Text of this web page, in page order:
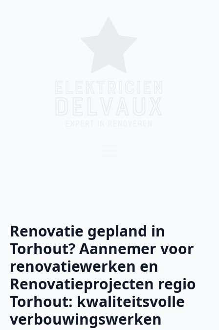
Renovatie gepland in
Torhout? Aannemer voor
renovatiewerken en
Renovatieprojecten regio
Torhout: kwaliteitsvolle
verbouwingswerken